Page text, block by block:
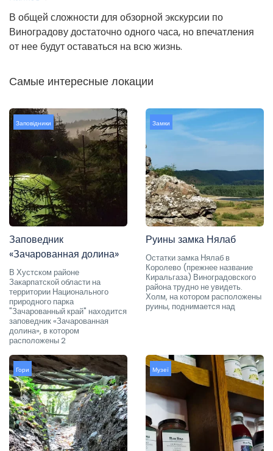
В общей сложности для обзорной экскурсии по
Виноградову достаточно одного часа, но впечатления
от нее будут оставаться на всю жизнь.
Самые интересные локации
Заповідники
Заповедник
«Зачарованная долина»
В Хустском районе
Закарпатской области на
территории Национального
природного парка
"Зачарованный край" находится
заповедник «Зачарованная
долина», в котором
расположены 2
Замки
Руины замка Нялаб
Остатки замка Нялаб в
Королево (прежнее название
Киральгаза) Виноградовского
района трудно не увидеть.
Холм, на котором расположены
руины, поднимается над
Гори Музеї